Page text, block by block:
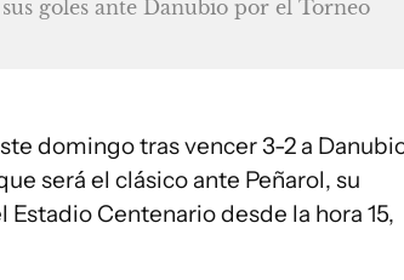
goles ante Danubio por el Torneo
domingo tras vencer 3-2 a
será el clásico ante Peñarol, su
Centenario desde la hora 15,